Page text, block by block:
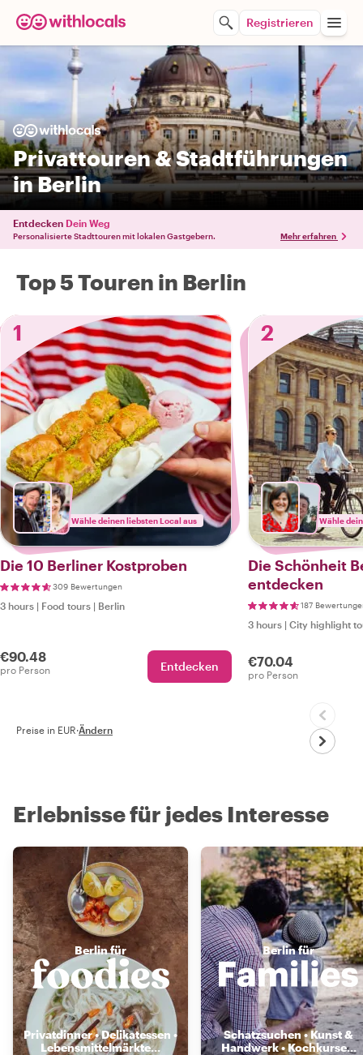
Registrieren
Privattouren & Stadtführungen
in Berlin
Entdecken Dein Weg
Personalisierte Stadttouren mit lokalen Gastgebern. Mehr erfahren
Top 5 Touren in Berlin
1
Wähle deinen liebsten Local aus
Die 10 Berliner Kostproben
309 Bewertungen
3 hours | Food tours | Berlin
€90.48
pro Person Entdecken
2
Wähle
Die Schönheit
entdecken
187
3 hours | City highlight
€70.04
pro Person
Preise in EUR·Ändern
Erlebnisse für jedes Interesse
Berlin für
Privatdinner • Delikatessen •
Lebensmittelmärkte...
Berlin für
Schatzsuchen • Kunst &
Handwerk • Kochkurse...